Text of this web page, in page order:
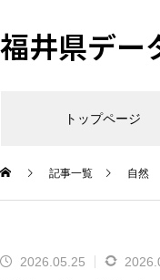
福井県デー
トップページ
記事一覧 自然
2026.05.25